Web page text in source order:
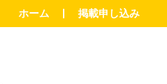
ホーム 掲載申し込み